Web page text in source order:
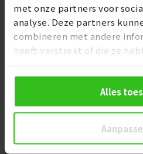
met onze partners voor
analyse. Deze partners
combineren met andere
heeft verstrekt of die ze
Alles
Tegel & Aanrechtblad
€46,95